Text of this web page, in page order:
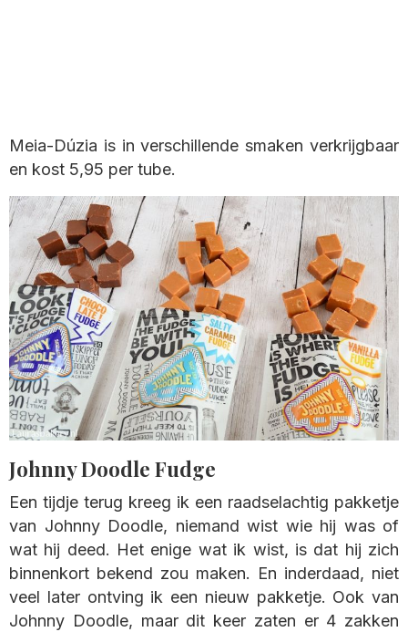
Meia-Dúzia is in verschillende smaken verkrijgbaar
en kost 5,95 per tube.
Johnny Doodle Fudge
Een tijdje terug kreeg ik een raadselachtig pakketje
van Johnny Doodle, niemand wist wie hij was of
wat hij deed. Het enige wat ik wist, is dat hij zich
binnenkort bekend zou maken. En inderdaad, niet
veel later ontving ik een nieuw pakketje. Ook van
Johnny Doodle, maar dit keer zaten er 4 zakken